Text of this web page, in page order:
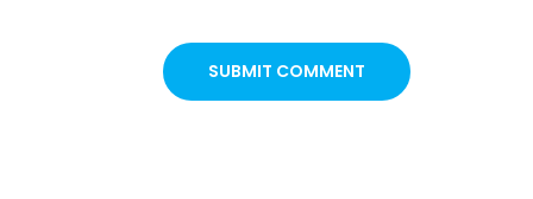
SUBMIT COMMENT